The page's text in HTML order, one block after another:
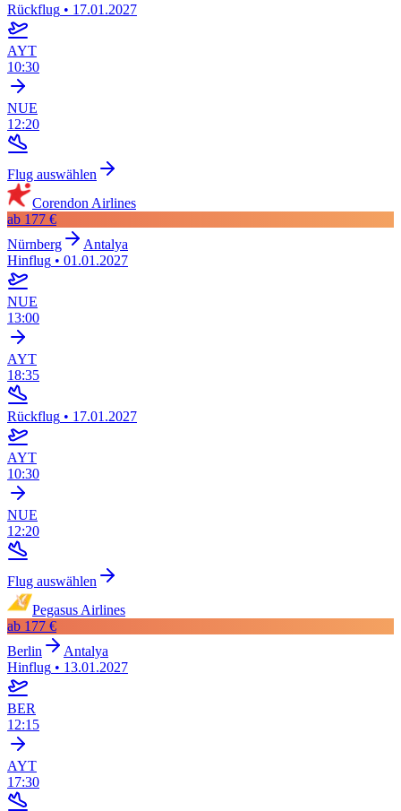
Rückflug • 17.01.2027
AYT
10:30
NUE
12:20
Flug auswählen
Corendon Airlines
ab 177 €
Nürnberg
Antalya
Hinflug • 01.01.2027
NUE
13:00
AYT
18:35
Rückflug • 17.01.2027
AYT
10:30
NUE
12:20
Flug auswählen
Pegasus Airlines
ab 177 €
Berlin
Antalya
Hinflug • 13.01.2027
BER
12:15
AYT
17:30